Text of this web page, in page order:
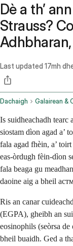
Dè a th’
Strauss?
Last updated 17mh
Dachaigh Galairean &
Is suidheachadh tearc
siostam dìon agad a’
fala agad fhèin, a’
eas-òrdugh fèin-dìon
fala beaga gu
daoine aig a bheil
Ris an canar
(EGPA), gheibh an
eosinophils (seòrsa
bheil buaidh. Ged a